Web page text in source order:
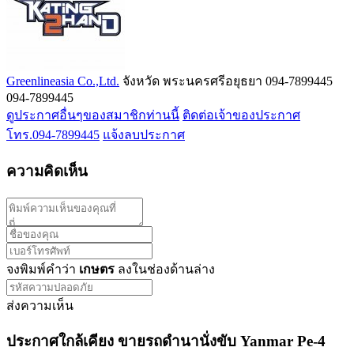
Greenlineasia Co.,Ltd. จังหวัด พระนครศรีอยุธยา 094-7899445
094-7899445
ดูประกาศอื่นๆของสมาชิกท่านนี้ ติดต่อเจ้าของประกาศ
โทร.094-7899445 แจ้งลบประกาศ
ความคิดเห็น
จงพิมพ์คำว่า เกษตร ลงในช่องด้านล่าง
ส่งความเห็น
ประกาศใกล้เคียง ขายรถดำนานั่งขับ Yanmar Pe-4